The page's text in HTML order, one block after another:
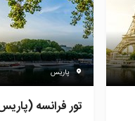
پاریس
تور فرانسه